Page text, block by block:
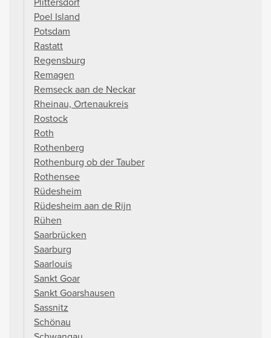
Poel Island
Potsdam
Rastatt
Regensburg
Remagen
Remseck aan de Neckar
Rheinau, Ortenaukreis
Rostock
Roth
Rothenberg
Rothenburg ob der Tauber
Rothensee
Rüdesheim
Rüdesheim aan de Rijn
Rühen
Saarbrücken
Saarburg
Saarlouis
Sankt Goar
Sankt Goarshausen
Sassnitz
Schönau